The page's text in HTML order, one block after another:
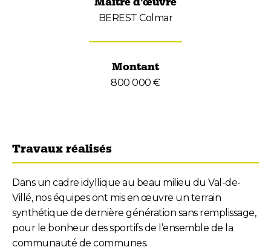
BEREST Colmar
Montant
800 000 €
Travaux réalisés
Dans un cadre idyllique au beau milieu du Val-de-
Villé, nos équipes ont mis en œuvre un terrain
synthétique de dernière génération sans remplissage,
pour le bonheur des sportifs de l’ensemble de la
communauté de communes.